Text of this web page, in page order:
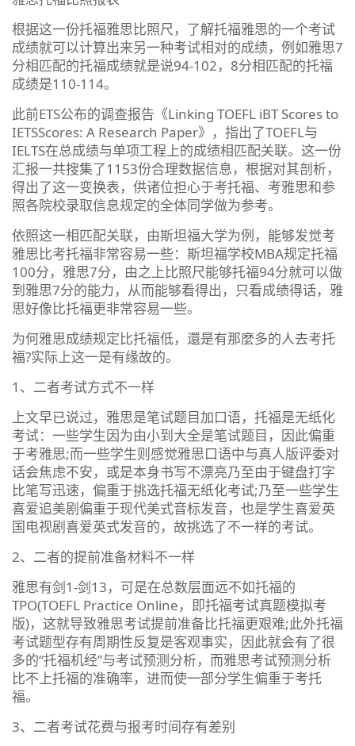
根据这一份托福雅思比照尺，了解托福雅思的一个考试
成绩就可以计算出来另一种考试相对的成绩，例如雅思7
分相匹配的托福成绩就是说94-102，8分相匹配的托福
成绩是110-114。
此前ETS公布的调查报告《Linking TOEFL iBT Scores to
IETSScores: A Research Paper》，指出了TOEFL与
IELTS在总成绩与单项工程上的成绩相匹配关联。这一份
汇报一共搜集了1153份合理数据信息，根据对其剖析，
得出了这一变换表，供诸位担心于考托福、考雅思和参
照各院校录取信息规定的全体同学做为参考。
依照这一相匹配关联，由斯坦福大学为例，能够发觉考
雅思比考托福非常容易一些：斯坦福学校MBA规定托福
100分，雅思7分，由之上比照尺能够托福94分就可以做
到雅思7分的能力，从而能够看得出，只看成绩得话，雅
思好像比托福更非常容易一些。
为何雅思成绩规定比托福低，還是有那麼多的人去考托
福?实际上这一是有缘故的。
1、二者考试方式不一样
上文早已说过，雅思是笔试题目加口语，托福是无纸化
考试：一些学生因为由小到大全是笔试题目，因此偏重
于考雅思;而一些学生则感觉雅思口语中与真人版评委对
话会焦虑不安，或是本身书写不漂亮乃至由于键盘打字
比笔写迅速，偏重于挑选托福无纸化考试;乃至一些学生
喜爱追美剧偏重于现代美式音标发音，也是学生喜爱英
国电视剧喜爱英式发音的，故挑选了不一样的考试。
2、二者的提前准备材料不一样
雅思有剑1-剑13，可是在总数层面远不如托福的
TPO(TOEFL Practice Online，即托福考试真题模拟考
版)，这就导致雅思考试提前准备比托福更艰难;此外托福
考试题型存有周期性反复是客观事实，因此就会有了很
多的“托福机经”与考试预测分析，而雅思考试预测分析
比不上托福的准确率，进而使一部分学生偏重于考托
福。
3、二者考试花费与报考时间存有差别